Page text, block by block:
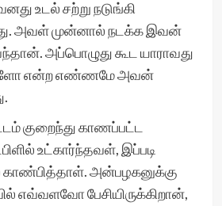
உடல் சற்று நடுங்கி
அவள் முன்னால் நடக்க இவன்
அப்பொழுது கூட யாராவது
என்ற எண்ணமே அவன்
குறைந்து காணப்பட்ட
உட்கார்ந்தவள், இப்படி
காண்பித்தாள். அன்பழகனுக்கு
எவ்வளவோ பேசியிருக்கிறான்,